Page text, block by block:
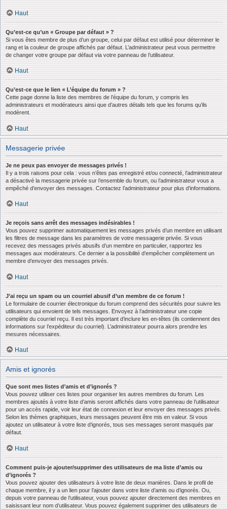
Haut
Qu’est-ce qu’un « Groupe par défaut » ?
Si vous êtes membre de plus d’un groupe, celui par défaut est utilisé pour déterminer le
rang et la couleur de groupe affichés par défaut. L’administrateur peut vous permettre
de changer votre groupe par défaut via votre panneau de l’utilisateur.
Haut
Qu’est-ce que le lien « L’équipe du forum » ?
Cette page donne la liste des membres de l’équipe du forum, y compris les
administrateurs et modérateurs ainsi que d’autres détails tels que les forums qu’ils
modèrent.
Haut
Messagerie privée
Je ne peux pas envoyer de messages privés !
Il y a trois raisons pour cela : vous n’êtes pas enregistré et/ou connecté, l’administrateur
a désactivé la messagerie privée sur l’ensemble du forum, ou l’administrateur vous a
empêché d’envoyer des messages. Contactez l’administrateur pour plus d’informations.
Haut
Je reçois sans arrêt des messages indésirables !
Vous pouvez supprimer automatiquement les messages privés d’un membre en utilisant
les filtres de message dans les paramètres de votre messagerie privée. Si vous
recevez des messages privés abusifs d’un membre en particulier, rapportez les
messages aux modérateurs. Ce dernier a la possibilité d’empêcher complètement un
membre d’envoyer des messages privés.
Haut
J’ai reçu un spam ou un courriel abusif d’un membre de ce forum !
Le formulaire de courrier électronique du forum comprend des sécurités pour suivre les
utilisateurs qui envoient de tels messages. Envoyez à l’administrateur une copie
complète du courriel reçu. Il est très important d’inclure les en-têtes (ils contiennent des
informations sur l’expéditeur du courriel). L’administrateur pourra alors prendre les
mesures nécessaires.
Haut
Amis et ignorés
Que sont mes listes d’amis et d’ignorés ?
Vous pouvez utiliser ces listes pour organiser les autres membres du forum. Les
membres ajoutés à votre liste d’amis seront affichés dans votre panneau de l’utilisateur
pour un accès rapide, voir leur état de connexion et leur envoyer des messages privés.
Selon les thèmes graphiques, leurs messages peuvent être mis en valeur. Si vous
ajoutez un utilisateur à votre liste d’ignorés, tous ses messages seront masqués par
défaut.
Haut
Comment puis-je ajouter/supprimer des utilisateurs de ma liste d’amis ou
d’ignorés ?
Vous pouvez ajouter des utilisateurs à votre liste de deux manières. Dans le profil de
chaque membre, il y a un lien pour l’ajouter dans votre liste d’amis ou d’ignorés. Ou,
depuis votre panneau de l’utilisateur, vous pouvez ajouter directement des membres en
saisissant leur nom d’utilisateur. Vous pouvez également supprimer des utilisateurs de